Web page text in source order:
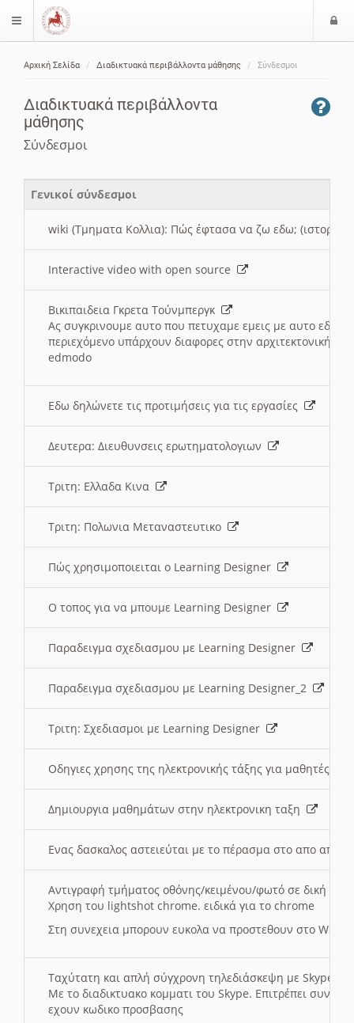
$langMenu
Αρχική Σελίδα Διαδικτυακά περιβάλλοντα μάθησης Σύνδεσμοι
Διαδικτυακά περιβάλλοντα
μάθησης
Σύνδεσμοι
Γενικοί σύνδεσμοι
wiki (Τμηματα Κολλια): Πώς έφτασα να ζω εδω; (ιστορια)
Interactive video with open source
Βικιπαιδεια Γκρετα Τούνμπεργκ
Ας συγκρινουμε αυτο που πετυχαμε εμεις με αυτο εδω
περιεχόμενο υπάρχουν διαφορες στην αρχιτεκτονική
edmodo
Εδω δηλώνετε τις προτιμήσεις για τις εργασίες
Δευτερα: Διευθυνσεις ερωτηματολογιων
Τριτη: Ελλαδα Κινα
Τριτη: Πολωνια Μεταναστευτικο
Πώς χρησιμοποιειται ο Learning Designer
O τοπος για να μπουμε Learning Designer
Παραδειγμα σχεδιασμου με Learning Designer
Παραδειγμα σχεδιασμου με Learning Designer_2
Τριτη: Σχεδιασμοι με Learning Designer
Οδηγιες χρησης της ηλεκτρονικής τάξης για μαθητές
Δημιουργια μαθημάτων στην ηλεκτρονικη ταξη
Ενας δασκαλος αστειεύται με το πέρασμα στο απο
Αντιγραφή τμήματος οθόνης/κειμένου/φωτό σε δική
Χρηση του lightshot chrome. ειδικά για το chrome
Στη συνεχεια μπορουν ευκολα να προστεθουν στο Word
Ταχύτατη και απλή σύγχρονη τηλεδιάσκεψη με Skype
Με το διαδικτυακο κομματι του Skype. Επιτρέπει
εχουν κωδικο προσβασης